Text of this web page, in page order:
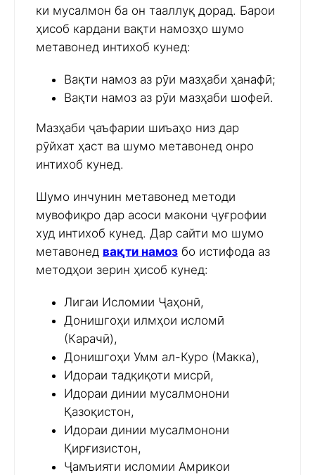
ки мусалмон ба он тааллуқ дорад. Барои
ҳисоб кардани вақти намозҳо шумо
метавонед интихоб кунед:
Вақти намоз аз рӯи мазҳаби ҳанафӣ;
Вақти намоз аз рӯи мазҳаби шофеӣ.
Мазҳаби ҷаъфарии шиъаҳо низ дар
рӯйхат ҳаст ва шумо метавонед онро
интихоб кунед.
Шумо инчунин метавонед методи
мувофиқро дар асоси макони ҷуғрофии
худ интихоб кунед. Дар сайти мо шумо
метавонед вақти намоз бо истифода аз
методҳои зерин ҳисоб кунед:
Лигаи Исломии Ҷаҳонӣ,
Донишгоҳи илмҳои исломӣ
(Карачӣ),
Донишгоҳи Умм ал-Куро (Макка),
Идораи тадқиқоти мисрӣ,
Идораи динии мусалмонони
Қазоқистон,
Идораи динии мусалмонони
Қирғизистон,
Ҷамъияти исломии Амрикои